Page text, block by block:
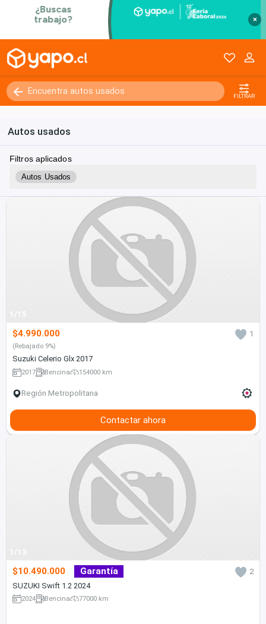
×
FILTRAR
Autos usados
Filtros aplicados
Autos Usados
1/15
$4.990.000 1
(Rebajado 9%)
Suzuki Celerio Glx 2017
2017 Bencina 154000 km
Región Metropolitana
Contactar ahora
1/13
$10.490.000 Garantía
2
SUZUKI Swift 1.2 2024
2024 Bencina 77000 km